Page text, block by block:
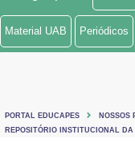
Ministério de Minas e Energia
Ministério do Turismo
Material UAB Periódicos
PORTAL EDUCAPES
NOSSOS
REPOSITÓRIO INSTITUCIONAL